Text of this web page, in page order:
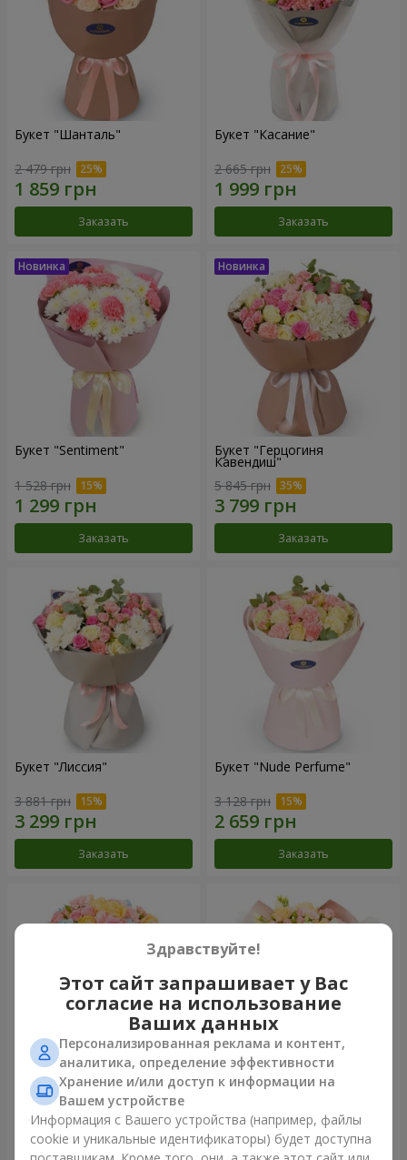
Букет "Шанталь"
2 479 грн
Заказать
Букет "Касание"
2 665 грн
Заказать
Букет "Sentiment"
1 528 грн
Заказать
Букет "Герцогиня
Кавендиш"
5 845 грн
Заказать
Букет "Лиссия"
3 881 грн
Заказать
Букет "Nude Perfume"
3 128 грн
Заказать
Букет "Нежность рассвета"
4 132 грн
Букет "Прикосновение
нежности"
2 624 грн
Здравствуйте!
Этот сайт запрашивает у Вас
согласие на использование
Ваших данных
Персонализированная реклама и контент,
аналитика, определение эффективности
Хранение и/или доступ к информации на
Вашем устройстве
Информация с Вашего устройства (например, файлы
cookie и уникальные идентификаторы) будет доступна